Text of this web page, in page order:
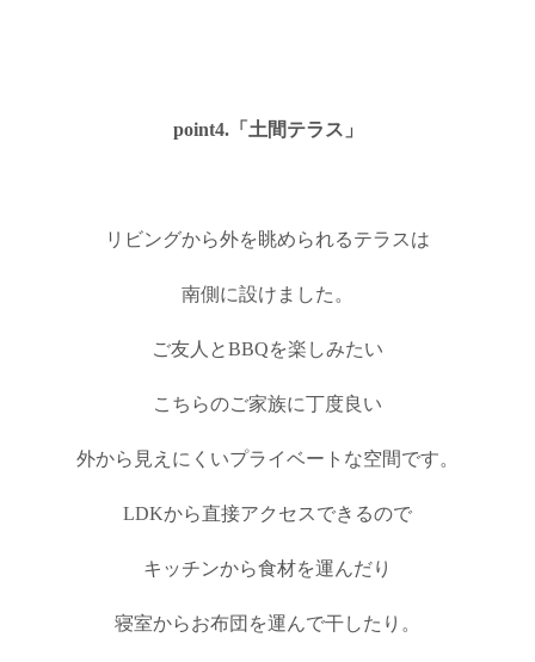
point4.「土間テラス」
リビングから外を眺められるテラスは
南側に設けました。
ご友人とBBQを楽しみたい
こちらのご家族に丁度良い
外から見えにくいプライベートな空間です。
LDKから直接アクセスできるので
キッチンから食材を運んだり
寝室からお布団を運んで干したり。